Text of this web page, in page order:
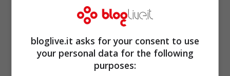
emergono le confessioni
private di De Marco
bloglive.it asks for your consent to use
your personal data for the following
purposes: